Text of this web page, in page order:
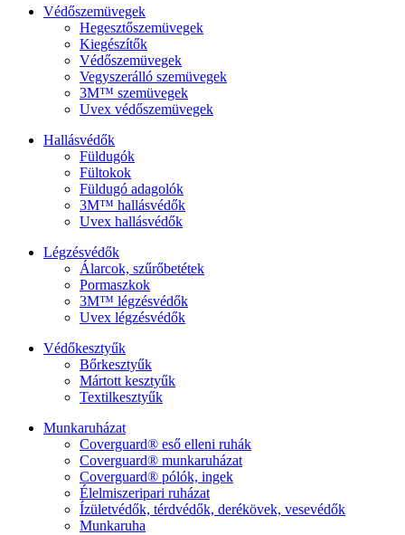
Védőszemüvegek
Hegesztőszemüvegek
Kiegészítők
Védőszemüvegek
Vegyszerálló szemüvegek
3M™ szemüvegek
Uvex védőszemüvegek
Hallásvédők
Füldugók
Fültokok
Füldugó adagolók
3M™ hallásvédők
Uvex hallásvédők
Légzésvédők
Álarcok, szűrőbetétek
Pormaszkok
3M™ légzésvédők
Uvex légzésvédők
Védőkesztyűk
Bőrkesztyűk
Mártott kesztyűk
Textilkesztyűk
Munkaruházat
Coverguard® eső elleni ruhák
Coverguard® munkaruházat
Coverguard® pólók, ingek
Élelmiszeripari ruházat
Ízületvédők, térdvédők, derékövek, vesevédők
Munkaruha